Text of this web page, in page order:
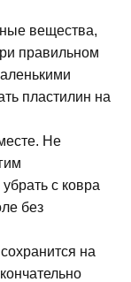
вещества,
правильном
пластилин на
Не
с ковра
без
на